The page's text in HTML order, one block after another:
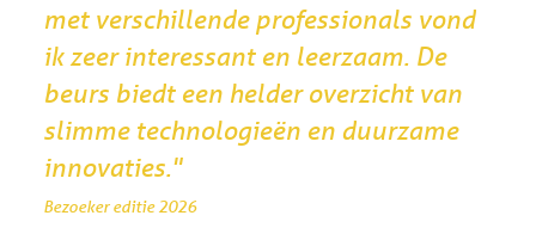
met verschillende professionals vond
ik zeer interessant en leerzaam. De
beurs biedt een helder overzicht van
slimme technologieën en duurzame
innovaties."
Bezoeker editie 2026